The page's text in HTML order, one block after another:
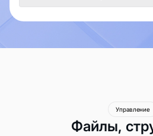
Управление
Файлы,